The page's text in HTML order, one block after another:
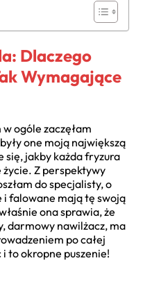
Dlaczego
Wymagające
ogóle zaczęłam
one moją największą
się, jakby każda fryzura
życie. Z perspektywy
do specjalisty, o
i falowane mają tę swoją
ona sprawia, że
darmowy nawilżacz, ma
po całej
i to okropne puszenie!